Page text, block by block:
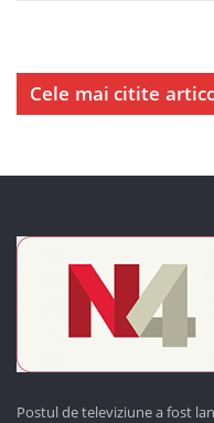
Cele mai citite
Postul de televiziune a fost